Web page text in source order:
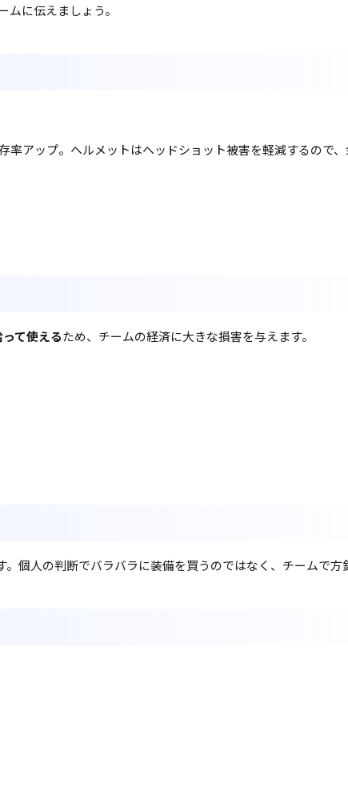
に伝えましょう。
率アップ。ヘルメットはヘッドショット被害を軽減するので
て使えるため、チームの経済に大きな損害を与えます。
個人の判断でバラバラに装備を買うのではなく、チームで